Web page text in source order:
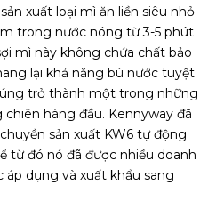
xuất loại mì ăn liền siêu nhỏ
trong nước nóng từ 3-5 phút
mì này không chứa chất bảo
lại khả năng bù nước tuyệt
trở thành một trong những
hàng đầu. Kennyway đã
sản xuất KW6 tự động
từ đó nó đã được nhiều doanh
áp dụng và xuất khẩu sang